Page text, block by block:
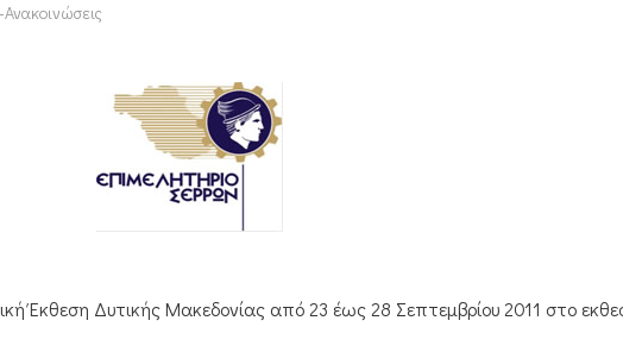
Έκθεση Δυτικής Μακεδονίας από 23 έως 28 Σεπτεμβρίου 2011 στο